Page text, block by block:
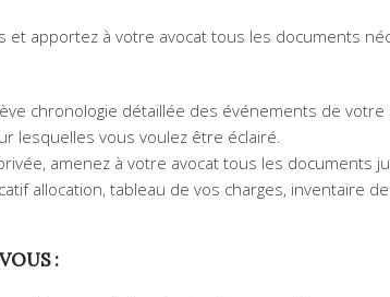
et apportez à votre avocat tous les documents
chronologie détaillée des événements de votre
lesquelles vous voulez être éclairé.
amenez à votre avocat tous les documents
allocation, tableau de vos charges, inventaire
: